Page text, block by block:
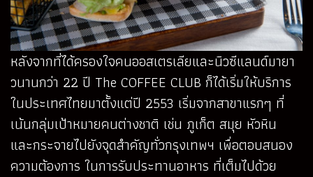
หลังจากที่ได้ครองใจคนออสเตรเลียและนิวซีแลนด์มายา
วนานกว่า 22 ปี The COFFEE CLUB ก็ได้เริ่มให้บริการ
ในประเทศไทยมาตั้งแต่ปี 2553 เริ่มจากสาขาแรกๆ ที่
เน้นกลุ่มเป้าหมายคนต่างชาติ เช่น ภูเก็ต สมุย หัวหิน
และกระจายไปยังจุดสำคัญทั่วกรุงเทพฯ เพื่อตอบสนอง
ความต้องการ ในการรับประทานอาหาร ที่เต็มไปด้วย